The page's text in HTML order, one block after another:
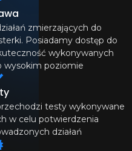
zmierzających do
Posiadamy dostęp do
wykonywanych
wysokim poziomie
testy wykonywane
w celu potwierdzenia
działań